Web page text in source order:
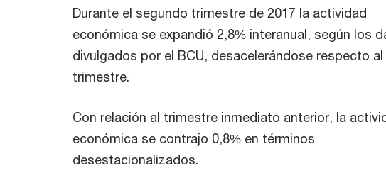
Durante el segundo trimestre de 2017 la actividad
económica se expandió 2,8% interanual, según los
divulgados por el BCU, desacelerándose respecto
trimestre.
Con relación al trimestre inmediato anterior, la
económica se contrajo 0,8% en términos
desestacionalizados.